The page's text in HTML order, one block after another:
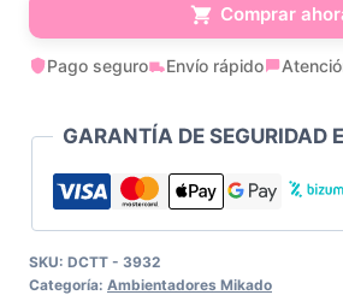
Citronela
cantidad
Comprar
Pago seguro Envío rápido
GARANTÍA DE SEGURIDAD
SKU: DCTT - 3932
Categoría: Ambientadores Mikado